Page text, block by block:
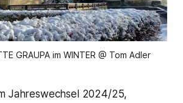
GRAUPA im WINTER @ Tom Adler
Jahreswechsel 2024/25,